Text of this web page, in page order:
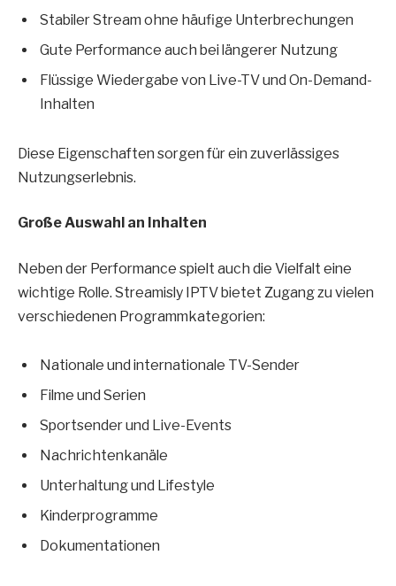
Stabiler Stream ohne häufige Unterbrechungen
Gute Performance auch bei längerer Nutzung
Flüssige Wiedergabe von Live-TV und On-Demand-
Inhalten
Diese Eigenschaften sorgen für ein zuverlässiges
Nutzungserlebnis.
Große Auswahl an Inhalten
Neben der Performance spielt auch die Vielfalt eine
wichtige Rolle. Streamisly IPTV bietet Zugang zu vielen
verschiedenen Programmkategorien:
Nationale und internationale TV-Sender
Filme und Serien
Sportsender und Live-Events
Nachrichtenkanäle
Unterhaltung und Lifestyle
Kinderprogramme
Dokumentationen